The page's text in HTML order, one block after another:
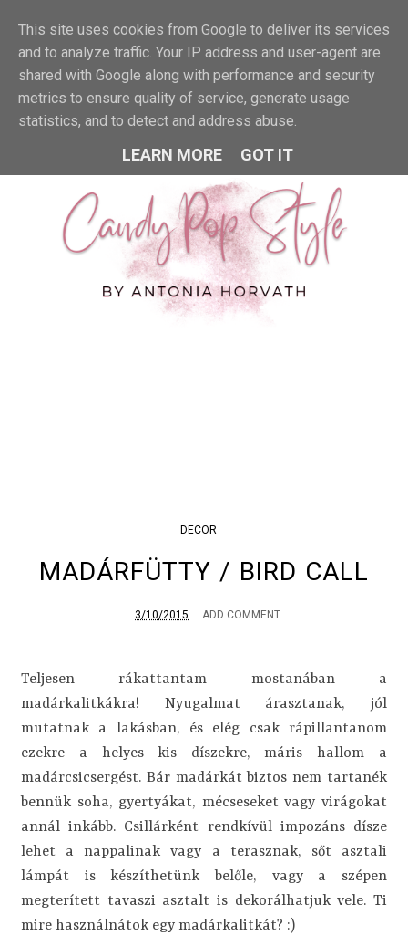
MENU
DECOR
MADÁRFÜTTY / BIRD CALL
3/10/2015 ADD COMMENT
Teljesen rákattantam mostanában a
madárkalitkákra! Nyugalmat árasztanak, jól
mutatnak a lakásban, és elég csak rápillantanom
ezekre a helyes kis díszekre, máris hallom a
madárcsicsergést. Bár madárkát biztos nem tartanék
bennük soha, gyertyákat, mécseseket vagy virágokat
annál inkább. Csillárként rendkívül impozáns dísze
lehet a nappalinak vagy a terasznak, sőt asztali
lámpát is készíthetünk belőle, vagy a szépen
megterített tavaszi asztalt is dekorálhatjuk vele. Ti
mire használnátok egy madárkalitkát? :)
This site uses cookies from Google to deliver its services
and to analyze traffic. Your IP address and user-agent are
shared with Google along with performance and security
metrics to ensure quality of service, generate usage
statistics, and to detect and address abuse.
LEARN MORE GOT IT